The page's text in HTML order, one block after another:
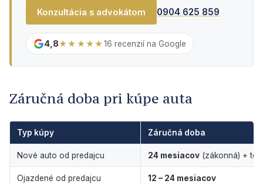
Konzultácia s advokátom 0904 625 859
4,8★★★★★16 recenzií na Google
Záručná doba pri kúpe auta
Typ kúpy Záručná doba
Nové auto od predajcu 24 mesiacov (zákonná) +
Ojazdené od predajcu 12 – 24 mesiacov